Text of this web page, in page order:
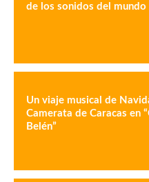
de los sonidos del mundo
Un viaje musical de
Camerata de Caracas en
Belén”